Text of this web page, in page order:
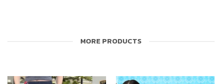
MORE PRODUCTS